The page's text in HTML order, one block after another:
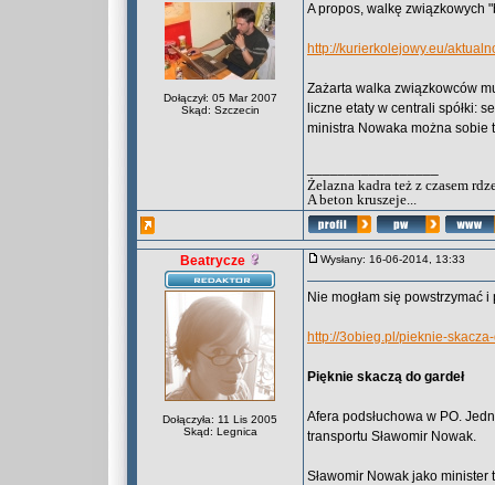
Dołączył: 05 Mar 2007
Skąd: Szczecin
A propos, walkę związkowych
http://kurierkolejowy.eu/
Zażarta walka związkowców
liczne etaty w centrali spółki:
ministra Nowaka można sobie
Żelazna kadra też z czasem
A beton kruszeje...
Beatrycze
Dołączyła: 11 Lis 2005
Skąd: Legnica
Wysłany: 16-06-2014, 13:33
Nie mogłam się powstrzymać i
http://3obieg.pl/pieknie-
Pięknie skaczą do gardeł
Afera podsłuchowa w PO.
transportu Sławomir Nowak.
Sławomir Nowak jako